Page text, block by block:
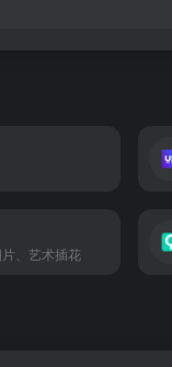
、艺术插花